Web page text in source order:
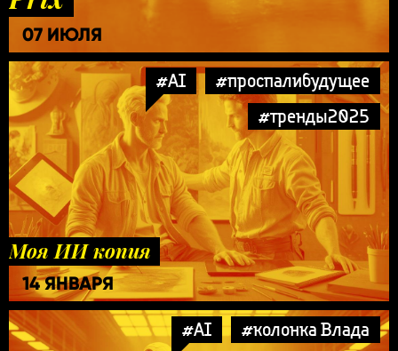
07 ИЮЛЯ
#AI
#проспалибудущее
#тренды2025
Моя ИИ копия
14 ЯНВАРЯ
#AI
#колонка Влада